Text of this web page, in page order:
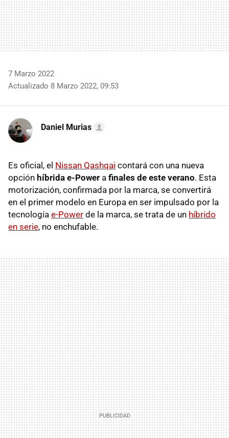
7 Marzo 2022
Actualizado 8 Marzo 2022, 09:53
Daniel Murias
Es oficial, el Nissan Qashqai contará con una nueva
opción híbrida e-Power a finales de este verano. Esta
motorización, confirmada por la marca, se convertirá
en el primer modelo en Europa en ser impulsado por la
tecnología e-Power de la marca, se trata de un híbrido
en serie, no enchufable.